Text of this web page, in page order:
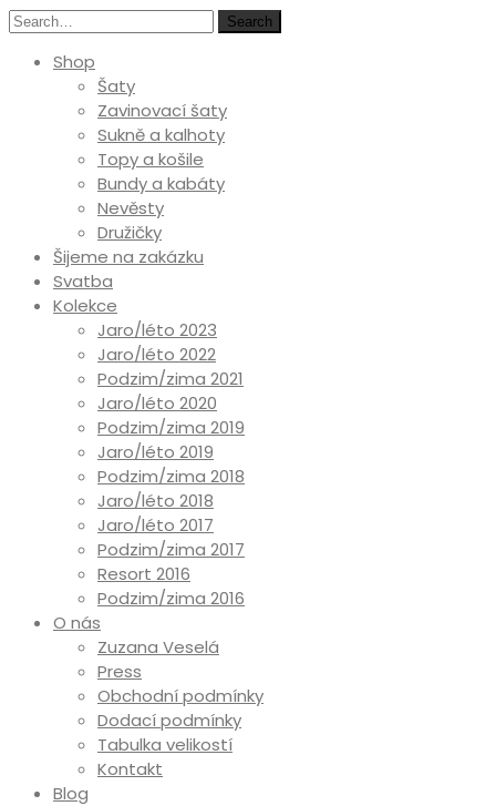
Search
Shop
Šaty
Zavinovací šaty
Sukně a kalhoty
Topy a košile
Bundy a kabáty
Nevěsty
Družičky
Šijeme na zakázku
Svatba
Kolekce
Jaro/léto 2023
Jaro/léto 2022
Podzim/zima 2021
Jaro/léto 2020
Podzim/zima 2019
Jaro/léto 2019
Podzim/zima 2018
Jaro/léto 2018
Jaro/léto 2017
Podzim/zima 2017
Resort 2016
Podzim/zima 2016
O nás
Zuzana Veselá
Press
Obchodní podmínky
Dodací podmínky
Tabulka velikostí
Kontakt
Blog